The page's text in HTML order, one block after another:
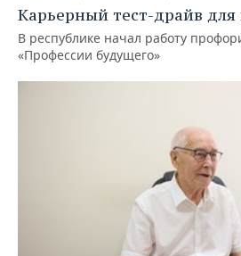
Карьерный тест-драйв
В республике начал работу
«Профессии будущего»